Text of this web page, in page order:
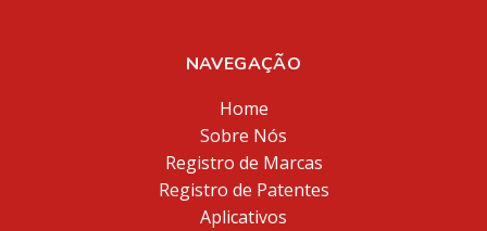
NAVEGAÇÃO
Home
Sobre Nós
Registro de Marcas
Registro de Patentes
Aplicativos